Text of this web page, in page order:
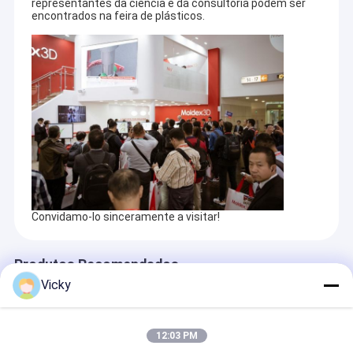
Máquina de revestimento da extrusão
máquina de revestimento de papel
O dobro tomou partido máquina de estratificação
Peças da máquina da laminação
Máquina fundida derretimento da tela
representantes da ciência e da consultoria podem ser
encontrados na feira de plásticos.
Convidamo-lo sinceramente a visitar!
Produtos Recomendados
melhor através de soluções mais inteligentes, eficientes
Vicky
12:03 PM